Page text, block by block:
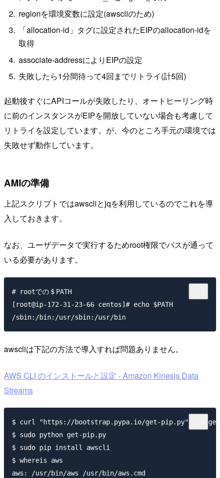
regionを環境変数に設定(awscliのため)
「allocation-id」タグに設定されたEIPのallocation-idを
取得
associate-addressによりEIPの設定
失敗したら1分間待って4回までリトライ(計5回)
起動後すぐにAPIコールが失敗したり、オートヒーリング時
に前のインスタンスがEIPを開放していない場合も考慮して
リトライを設定しています。が、今のところ手元の環境では
失敗せず動作しています。
AMIの準備
上記スクリプトではawscliとjqを利用しているのでこれを導
入しておきます。
なお、ユーザデータで実行するためroot権限でパスが通って
いる必要があります。
# rootでの＄PATH
[root@ip-172-31-23-66 centos]# echo $PATH
/sbin:/bin:/usr/sbin:/usr/bin
awscliは下記の方法で導入すれば問題ありません。
AWS CLI のインストールと設定 - Amazon Kinesis Data
Streams
$ curl "https://bootstrap.pypa.io/get-pip.py" -o
$ sudo python get-pip.py
$ sudo pip install awscli
$ whereis aws
aws: /usr/bin/aws /usr/bin/aws.cmd